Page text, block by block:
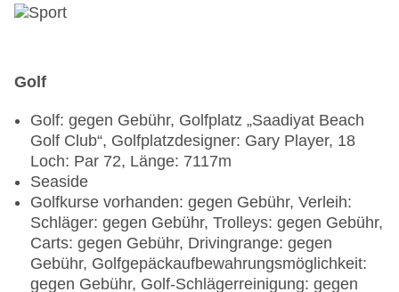
Golf
Golf: gegen Gebühr, Golfplatz „Saadiyat Beach
Golf Club“, Golfplatzdesigner: Gary Player, 18
Loch: Par 72, Länge: 7117m
Seaside
Golfkurse vorhanden: gegen Gebühr, Verleih:
Schläger: gegen Gebühr, Trolleys: gegen Gebühr,
Carts: gegen Gebühr, Drivingrange: gegen
Gebühr, Golfgepäckaufbewahrungsmöglichkeit:
gegen Gebühr, Golf-Schlägerreinigung: gegen